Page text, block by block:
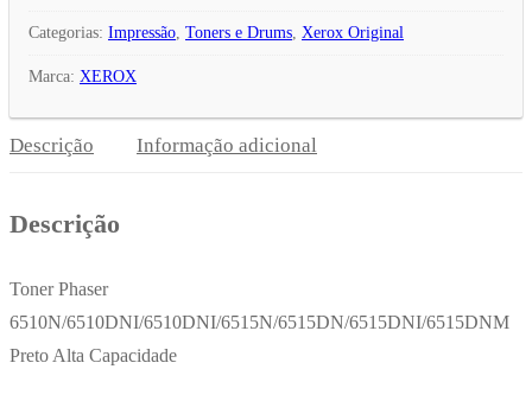
Xerox
106R03480
5500
Pág.
Categorias: Impressão, Toners e Drums, Xerox Original
Marca: XEROX
Descrição Informação adicional
Descrição
Toner Phaser
6510N/6510DNI/6510DNI/6515N/6515DN/6515DNI/6515DNM
Preto Alta Capacidade